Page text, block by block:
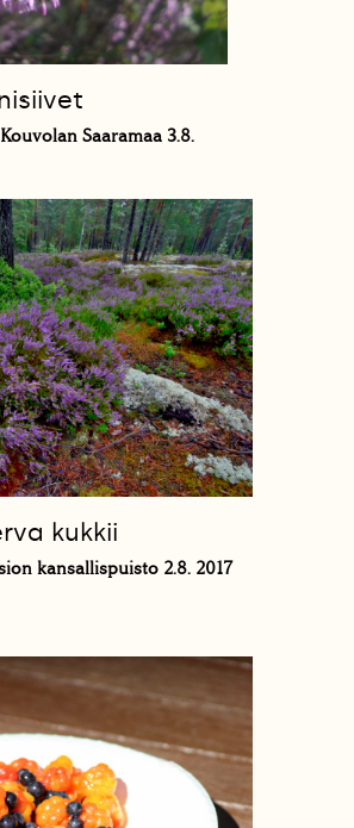
Saaramaa 3.8.
kukkii
kansallispuisto 2.8. 2017